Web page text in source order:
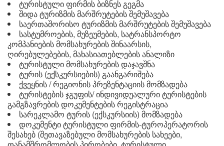
ტურისტული ფირმის ბიზნეს გეგმა
შიდა ტურიზმის მარშრუტების შემუშავება
საერთაშორისო ტურიზმის მარშრუტების შემუშავება
სასტუმროების, მუზეუმების, სატრანსპორტო
კომპანიების მომსახურების შინაარსის,
ღირებულებების, მახასიათებლების ანალიზი
ტურისტული მომსახურების დაჯავშნა
ტურის (ექსკურსიების) გაანგარიშება
ქვეყნის / რეგიონის პრეზენტაციის მომზადება
ტურისტების ჯგუფის/ ინდივიდუალური ტურისტების
გამგზავრების დოკუმენტების რეგისტრაცია
სარეკლამო ტურის (ექსკურსიის) მომზადება
დოკუმენტი ტურისტული ფირმის-ტუროპერატორის
შესახებ (შეთავაზებული მომსახურების სახეები,